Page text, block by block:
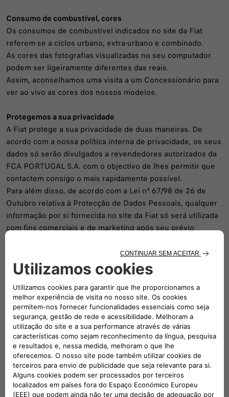
Consumo de combustível, cores
Os consumos de combustível indicados no site da Fiat
referem-se a ciclos urbano, extra-urbano e combinado.
As cores das fotografias visualizadas no seu computador
podem ser ligeiramente diferentes das reais.
Assim, aconselhamos uma visita a um Concessionário para
ver ao vivo as cores dos nossos modelos.
Protegemos a sua privacidade
A Fiat protege a sua privacidade de duas maneiras. De
acordo com a nossa política interna de privacidade, os seus
dados só serão divulgados a revendedores autorizados da
FCA PORTUGAL S.A. com o objectivo de lhes permitir que
contactem consigo o mais rapidamente possível.
Para além disso, de acordo com a Lei nº 67/98 de 26 de
Outubro relativa à Protecção de Dados Pessoais, qualquer
informação por si fornecida no site da Fiat só será utilizada
com fins comerciais e de marketing após seu prévio
Direitos de autor
Todos os conteúdos deste site estão protegidos por
direitos de autor. Os dados, imagens e textos incluídos no
mesmo destinam-se apenas a uso pessoal e a sua
reprodução, modificação ou publicação, no todo ou em
parte, seja por que razão for, é estritamente proibida.
Todas as marcas e logótipos utilizados no site da Fiat são
propriedade da FCA PORTUGAL S.A. ou de terceiros. A
utilização destas marcas ou logótipos sem autorização
expressa daFCA PORTUGAL S.A. ou dos terceiros
envolvidos constitui infracção punível por lei.